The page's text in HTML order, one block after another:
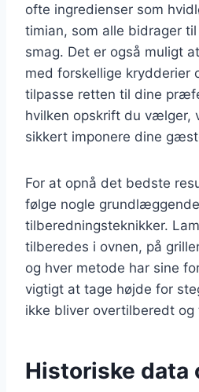
ofte ingredienser som
timian, som alle bidrager
smag. Det er også muligt
med forskellige krydderier
tilpasse retten til dine
hvilken opskrift du vælger,
sikkert imponere dine
For at opnå det bedste
følge nogle grundlæggende
tilberedningsteknikker.
tilberedes i ovnen, på
og hver metode har sine
vigtigt at tage højde for
ikke bliver overtilberedt og
Historiske data